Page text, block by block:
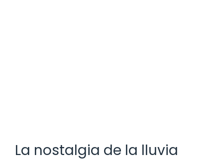
La nostalgia de la lluvia